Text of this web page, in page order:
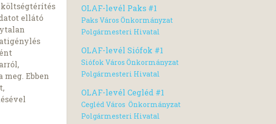
költségtérítés
ellátó
Ebben
OLAF-levél Paks #1
Paks Város Önkormányzat
Polgármesteri Hivatal
OLAF-levél Siófok #1
Siófok Város Önkormányzat
Polgármesteri Hivatal
OLAF-levél Cegléd #1
Cegléd Város Önkormányzat
Polgármesteri Hivatal